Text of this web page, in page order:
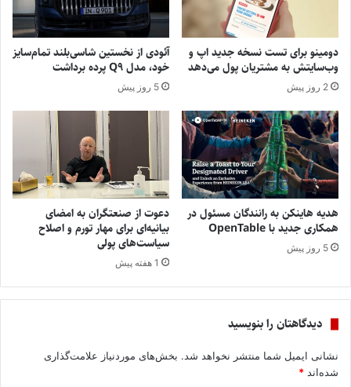
دومینو برای تست نسخه جدید اپ و
وب‌سایتش به مشتریان پول می‌دهد
2 روز پیش
آئودی از نخستین شاسی‌بلند تمام‌سایز
خود، مدل Q9 پرده برداشت
5 روز پیش
هدیه هاینکن به رانندگان مسئول در
همکاری جدید با OpenTable
5 روز پیش
دعوت از صنعتگران به امضای
بیانیه‌ای برای مهار تورم و اصلاح
سیاست‌های پولی
1 هفته پیش
دیدگاهتان را بنویسید
نشانی ایمیل شما منتشر نخواهد شد. بخش‌های موردنیاز علامت‌گذاری
شده‌اند *